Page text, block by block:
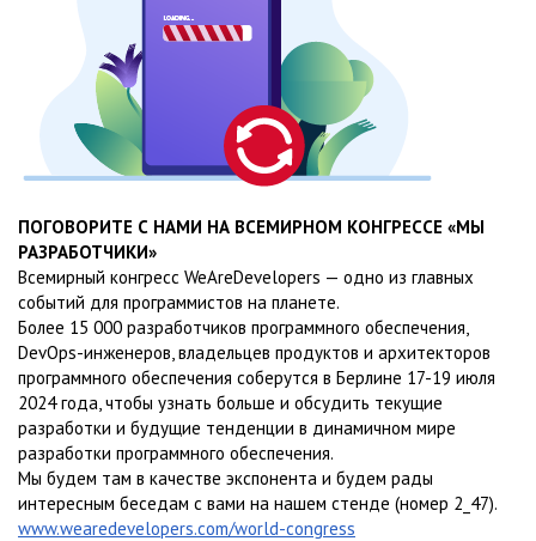
ПОГОВОРИТЕ С НАМИ НА ВСЕМИРНОМ КОНГРЕССЕ «МЫ
РАЗРАБОТЧИКИ»
Всемирный конгресс WeAreDevelopers — одно из главных
событий для программистов на планете.
Более 15 000 разработчиков программного обеспечения,
DevOps-инженеров, владельцев продуктов и архитекторов
программного обеспечения соберутся в Берлине 17-19 июля
2024 года, чтобы узнать больше и обсудить текущие
разработки и будущие тенденции в динамичном мире
разработки программного обеспечения.
Мы будем там в качестве экспонента и будем рады
интересным беседам с вами на нашем стенде (номер 2_47).
www.wearedevelopers.com/world-congress